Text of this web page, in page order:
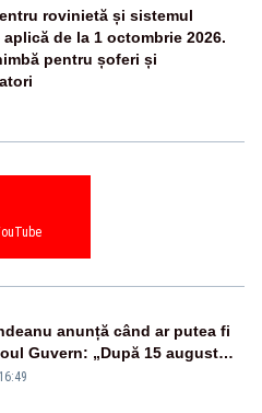
rovinietă și sistemul
aplică de la 1 octombrie 2026.
pentru șoferi și
anunță când ar putea fi
Guvern: „După 15 august
mai mari”